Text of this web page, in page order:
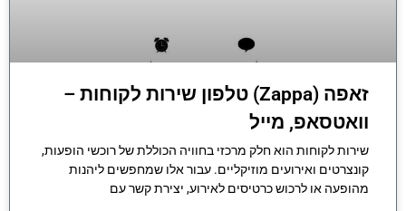
זאפה (Zappa) טלפון שירות לקוחות –
וואטסאפ, מייל
שירות לקוחות הוא חלק מרכזי בחוויה הכוללת של רוכשי הופעות,
קונצרטים ואירועים מוזיקליים. עבור אלו שמחפשים ליהנות
מהופעה או לרכוש כרטיסים לאירוע, יצירת קשר עם